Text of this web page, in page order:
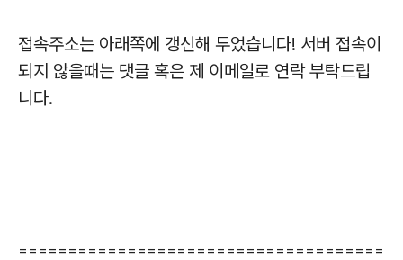
접속주소는 아래쪽에 갱신해 두었습니다! 서버 접속이
되지 않을때는 댓글 혹은 제 이메일로 연락 부탁드립
니다.
=====================================